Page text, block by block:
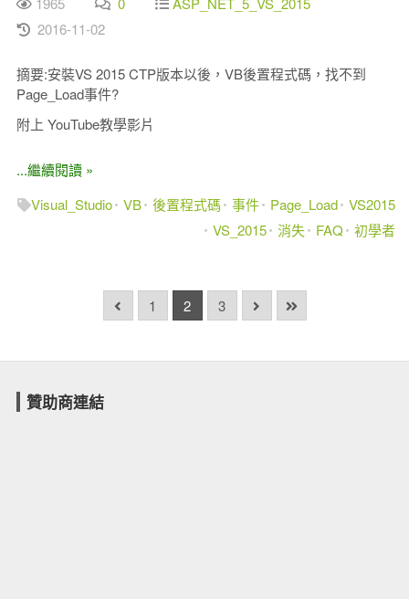
2016-11-02
摘要:安裝VS 2015 CTP版本以後，VB後置程式碼，找不到
Page_Load事件?
附上 YouTube教學影片
...繼續閱讀 »
Visual_Studio VB 後置程式碼 事件 Page_Load VS2015
VS_2015 消失 FAQ 初學者
1 2 3
贊助商連結